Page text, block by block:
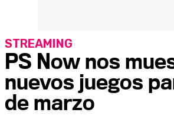
PS Now nos
nuevos juegos
de marzo
STREAMING